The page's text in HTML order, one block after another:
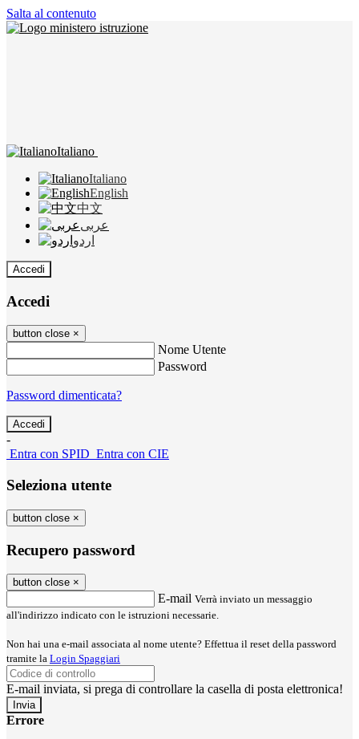
Salta al contenuto
Italiano
Italiano
English
中文
عربى
اردو
Accedi
Accedi
button close ×
Nome Utente
Password
Password dimenticata?
-
Entra con SPID Entra con CIE
Seleziona utente
button close ×
Recupero password
button close ×
E-mail Verrà inviato un messaggio
all'indirizzo indicato con le istruzioni necessarie.
Non hai una e-mail associata al nome utente? Effettua il reset della password
tramite la Login Spaggiari
E-mail inviata, si prega di controllare la casella di posta elettronica!
Errore